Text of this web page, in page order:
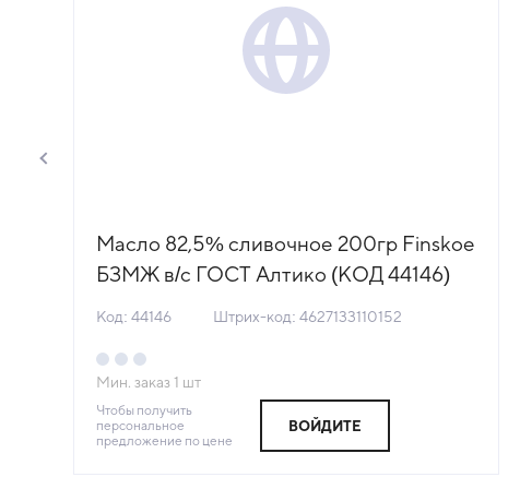
Масло 82,5% сливочное 200гр Finskoe
БЗМЖ в/с ГОСТ Алтико (КОД 44146)
Код: 44146 Штрих-код: 4627133110152
Мин. заказ 1 шт
Чтобы получить
персональное
предложение по цене
ВОЙДИТЕ